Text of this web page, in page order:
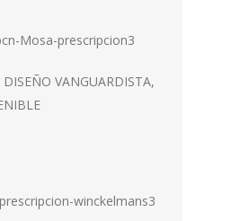
VANGUARDISTA,